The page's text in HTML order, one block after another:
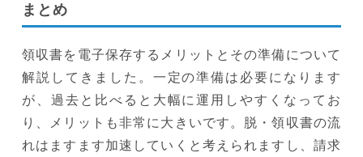
まとめ
領収書を電子保存するメリットとその準備について
解説してきました。一定の準備は必要になります
が、過去と比べると大幅に運用しやすくなってお
り、メリットも非常に大きいです。脱・領収書の流
れはますます加速していくと考えられますし、請求